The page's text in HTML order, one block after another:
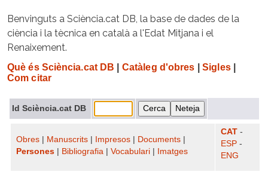
Benvinguts a Sciència.cat DB, la base de dades de la
ciència i la tècnica en català a l'Edat Mitjana i el
Renaixement.
Què és Sciència.cat DB Catàleg d'obres Sigles|
Com citar
Id Sciència.cat DB
Obres Manuscrits Impresos Documents
Persones
Bibliografia Vocabulari Imatges
CAT -
ESP -
ENG